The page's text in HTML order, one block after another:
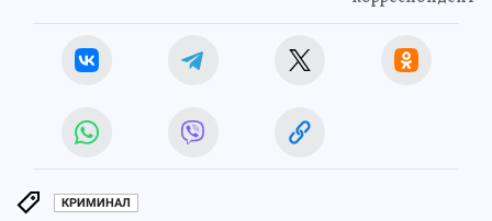
КРИМИНАЛ